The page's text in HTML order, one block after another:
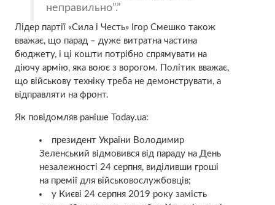
неправильно”.
Лідер партії «Сила і Честь» Ігор Смешко також
вважає, що парад – дуже витратна частина
бюджету, і ці кошти потрібно спрямувати на
діючу армію, яка воює з ворогом. Політик вважає,
що військову техніку треба не демонструвати, а
відправляти на фронт.
Як повідомляв раніше Today.ua:
президент України Володимир
Зеленський відмовився від парадуна День
незалежності 24 серпня, виділивши гроші
на премії для військовослужбовців;
у Києві 24 серпня 2019 року замість